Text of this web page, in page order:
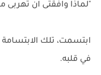
"لماذا وافقتى ان تهربى
ابتسمت، تلك
في قلبه.